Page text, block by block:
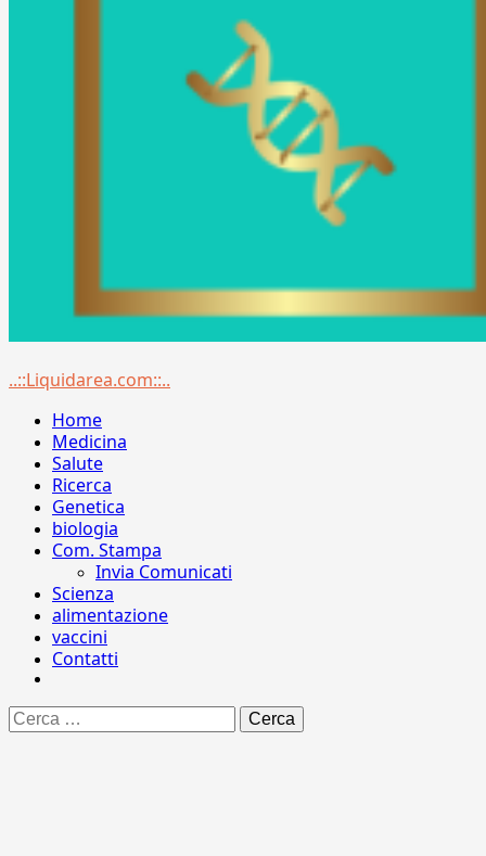
Menu
..::Liquidarea.com::..
Home
Medicina
Salute
Ricerca
Genetica
biologia
Com. Stampa
Invia Comunicati
Scienza
alimentazione
vaccini
Contatti
Ricerca
per: